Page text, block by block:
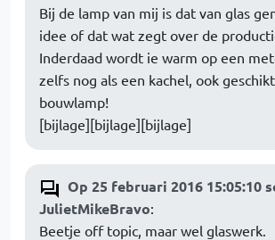
Bij de lamp van mij is dat van glas
idee of dat wat zegt over de
Inderdaad wordt ie warm op een
zelfs nog als een kachel, ook
bouwlamp!
[bijlage][bijlage][bijlage]
Op 25 februari 2016 15:05:10
JulietMikeBravo:
Beetje off topic, maar wel glaswerk.